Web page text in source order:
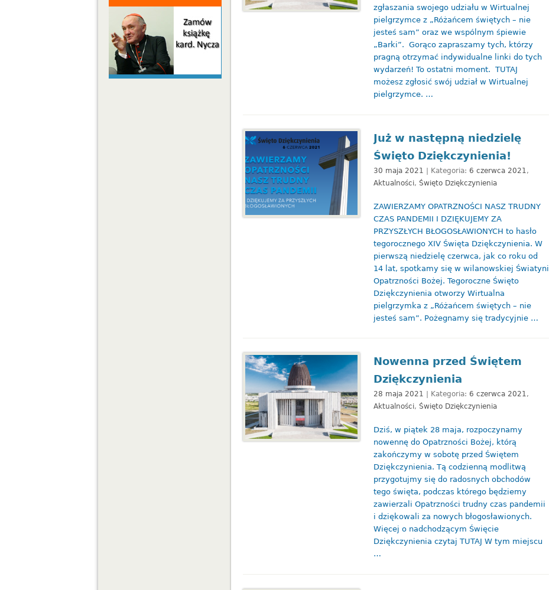
zgłaszania swojego udziału w Wirtualnej
pielgrzymce z „Różańcem świętych – nie
jesteś sam” oraz we wspólnym śpiewie
„Barki”. Gorąco zapraszamy tych, którzy
pragną otrzymać indywidualne linki do tych
wydarzeń! To ostatni moment. TUTAJ
możesz zgłosić swój udział w Wirtualnej
pielgrzymce. …
Już w następną niedzielę
Święto Dziękczynienia!
30 maja 2021 | Kategoria: 6 czerwca 2021 ,
Aktualności, Święto Dziękczynienia
ZAWIERZAMY OPATRZNOŚCI NASZ TRUDNY
CZAS PANDEMII I DZIĘKUJEMY ZA
PRZYSZŁYCH BŁOGOSŁAWIONYCH to hasło
tegorocznego XIV Święta Dziękczynienia. W
pierwszą niedzielę czerwca, jak co roku od
14 lat, spotkamy się w wilanowskiej Światyni
Opatrzności Bożej. Tegoroczne Święto
Dziękczynienia otworzy Wirtualna
pielgrzymka z „Różańcem świętych – nie
jesteś sam”. Pożegnamy się tradycyjnie …
Nowenna przed Świętem
Dziękczynienia
28 maja 2021 | Kategoria: 6 czerwca 2021,
Aktualności, Święto Dziękczynienia
Dziś, w piątek 28 maja, rozpoczynamy
nowennę do Opatrzności Bożej, którą
zakończymy w sobotę przed Świętem
Dziękczynienia. Tą codzienną modlitwą
przygotujmy się do radosnych obchodów
tego święta, podczas którego będziemy
zawierzali Opatrzności trudny czas pandemii
i dziękowali za nowych błogosławionych.
Więcej o nadchodzącym Święcie
Dziękczynienia czytaj TUTAJ W tym miejscu
…